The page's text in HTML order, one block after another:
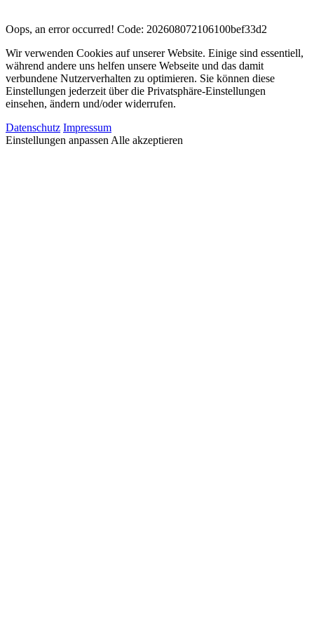
Oops, an error occurred! Code: 202608072106100bef33d2
Wir verwenden Cookies auf unserer Website. Einige sind essentiell,
während andere uns helfen unsere Webseite und das damit
verbundene Nutzerverhalten zu optimieren. Sie können diese
Einstellungen jederzeit über die Privatsphäre-Einstellungen
einsehen, ändern und/oder widerrufen.
Datenschutz Impressum
Einstellungen anpassen Alle akzeptieren